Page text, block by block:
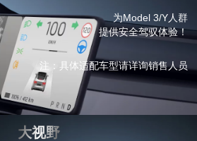
为Model 3/Y人群
提供安全驾驭体验！
注：具体适配车型请详询销售人员
大视野